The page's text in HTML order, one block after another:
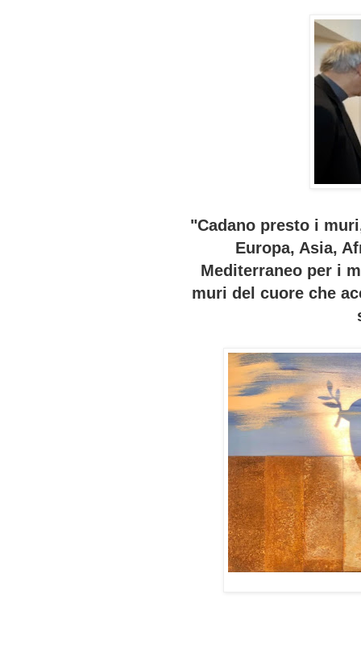
"Cadano presto i
Europa, Asia,
Mediterraneo per i
muri del cuore che